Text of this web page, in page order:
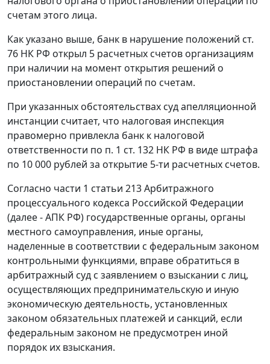
счетам этого лица.
Как указано выше, банк в нарушение положений ст.
76 НК РФ открыл 5 расчетных счетов организациям
при наличии на момент открытия решений о
приостановлении операций по счетам.
При указанных обстоятельствах суд апелляционной
инстанции считает, что налоговая инспекция
правомерно привлекла банк к налоговой
ответственности по п. 1 ст. 132 НК РФ в виде штрафа
по 10 000 рублей за открытие 5-ти расчетных счетов.
Согласно части 1 статьи 213Арбитражного
процессуального кодекса Российской Федерации
(далее - АПК РФ) государственные органы, органы
местного самоуправления, иные органы,
наделенные в соответствии с федеральным законом
контрольными функциями, вправе обратиться в
арбитражный суд с заявлением о взыскании с лиц,
осуществляющих предпринимательскую и иную
экономическую деятельность, установленных
законом обязательных платежей и санкций, если
федеральным законом не предусмотрен иной
порядок их взыскания.